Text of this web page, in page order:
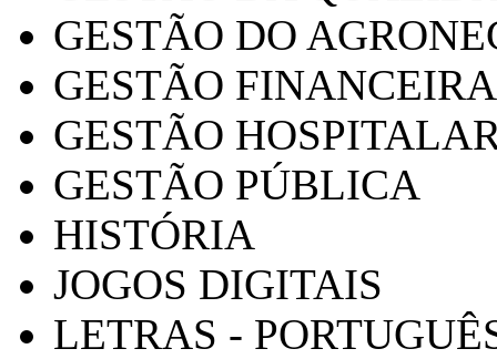
GESTÃO DO
GESTÃO FINANCEIRA
GESTÃO
GESTÃO PÚBLICA
HISTÓRIA
JOGOS DIGITAIS
LETRAS -